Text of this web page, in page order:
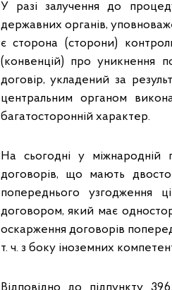
У разі залучення до
державних органів,
є сторона (сторони)
(конвенцій) про уникнення
договір, укладений за
центральним органом
багатосторонній характер.
На сьогодні у міжнародній
договорів, що мають
попереднього узгодження
договором, який має
оскарження договорів
т. ч. з боку іноземних
Відповідно до підпункту